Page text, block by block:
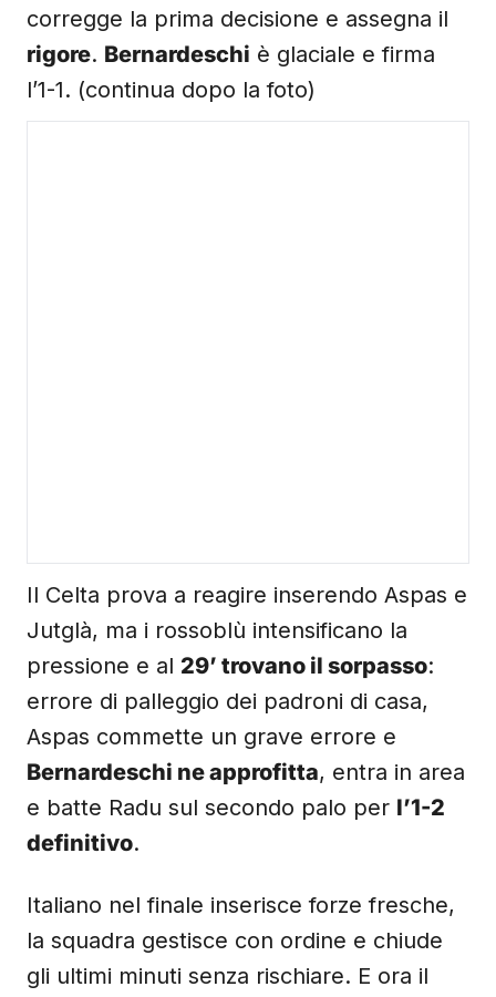
corregge la prima decisione e assegna il
rigore. Bernardeschi è glaciale e firma
l’1-1. (continua dopo la foto)
Il Celta prova a reagire inserendo Aspas e
Jutglà, ma i rossoblù intensificano la
pressione e al 29’ trovano il sorpasso:
errore di palleggio dei padroni di casa,
Aspas commette un grave errore e
Bernardeschi ne approfitta, entra in area
e batte Radu sul secondo palo per l’1-2
definitivo.
Italiano nel finale inserisce forze fresche,
la squadra gestisce con ordine e chiude
gli ultimi minuti senza rischiare. E ora il